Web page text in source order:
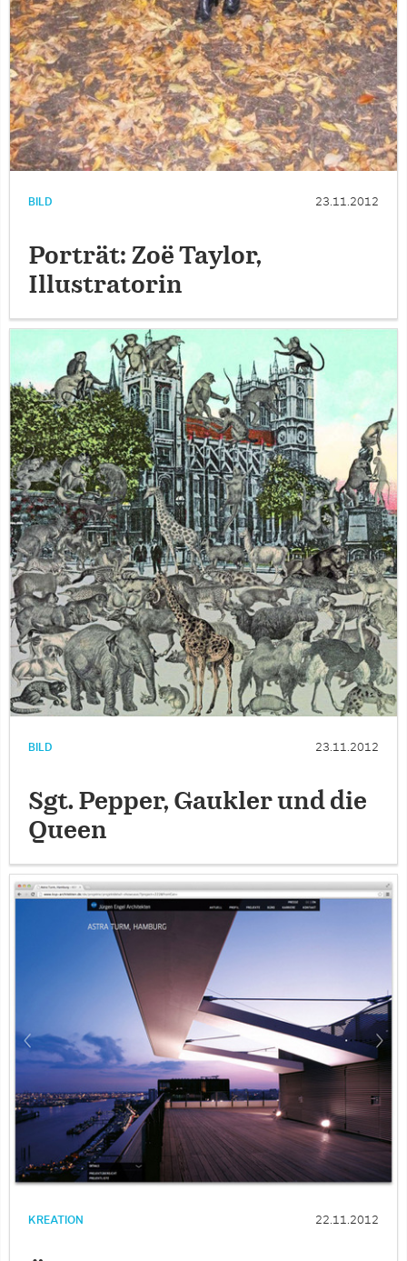
BILD 23.11.2012
Porträt: Zoë Taylor,
Illustratorin
BILD 23.11.2012
Sgt. Pepper, Gaukler und die
Queen
KREATION 22.11.2012